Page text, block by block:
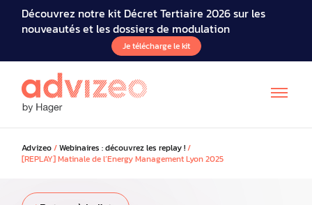
Découvrez notre kit Décret Tertiaire 2026 sur les
nouveautés et les dossiers de modulation
Je télécharge le kit
Advizeo/Webinaires : découvrez les replay !/
[REPLAY] Matinale de l’Energy Management Lyon 2025